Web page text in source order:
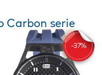
Carbon serie